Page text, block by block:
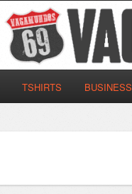
TSHIRTS BUSINESS